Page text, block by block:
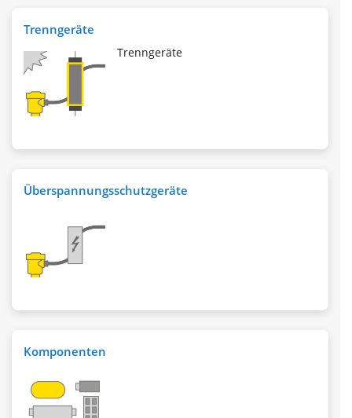
Trenngeräte
Trenngeräte
Überspannungsschutzgeräte
Komponenten